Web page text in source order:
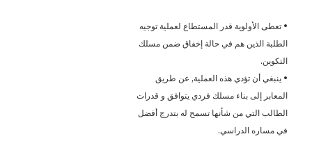
• تعطى الأولوية قدر المستطاع لعملية توجيه
الطلبة الذين هم في حالة إخفاق ضمن مسلك
التكوين.
• ينبغي أن تؤدي هذه العملية, عن طريق
المعابر إلى بناء مسلك فردي يتوافق و قدرات
الطالب التي من شأنها تسمح له بتدرج أفضل
في مساره الدراسي.